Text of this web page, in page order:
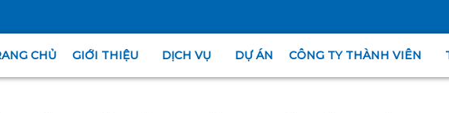
CHỦ GIỚI THIỆU DỊCH VỤ DỰ ÁN CÔNG TY THÀNH VIÊN